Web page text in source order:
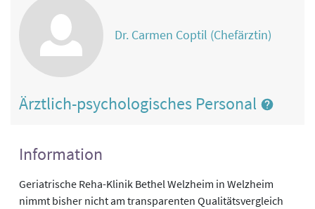
Dr. Carmen Coptil (Chefärztin)
Ärztlich-psychologisches Personal
Information
Geriatrische Reha-Klinik Bethel Welzheim in Welzheim
nimmt bisher nicht am transparenten Qualitätsvergleich